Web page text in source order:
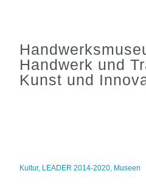
Handwerk und
Kunst und
Kultur, LEADER 2014-2020, Museen